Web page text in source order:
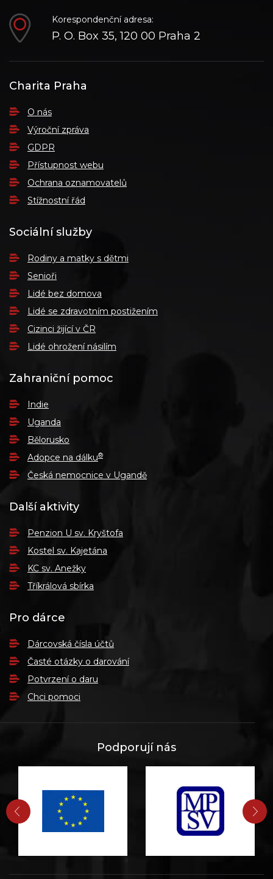
Korespondenční adresa:
P. O. Box 35, 120 00 Praha 2
Charita Praha
O nás
Výroční zpráva
GDPR
Přístupnost webu
Ochrana oznamovatelů
Stížnostní řád
Sociální služby
Rodiny a matky s dětmi
Senioři
Lidé bez domova
Lidé se zdravotním postižením
Cizinci žijící v ČR
Lidé ohrožení násilím
Zahraniční pomoc
Indie
Uganda
Bělorusko
Adopce na dálku®
Česká nemocnice v Ugandě
Další aktivity
Penzion U sv. Kryštofa
Kostel sv. Kajetána
KC sv. Anežky
Tříkrálová sbírka
Pro dárce
Dárcovská čísla účtů
Časté otázky o darování
Potvrzení o daru
Chci pomoci
Podporují nás
PŘEDCHOZÍ